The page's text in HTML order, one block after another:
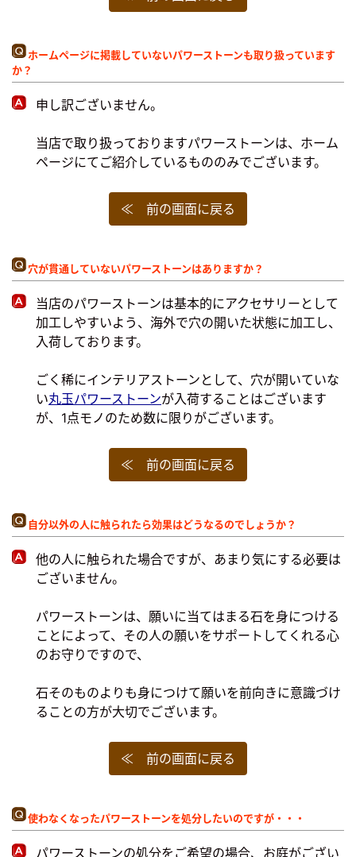
ホームページに掲載していないパワーストーンも取り扱っています
か？
申し訳ございません。
当店で取り扱っておりますパワーストーンは、ホーム
ページにてご紹介しているもののみでございます。
≪ 前の画面に戻る
穴が貫通していないパワーストーンはありますか？
当店のパワーストーンは基本的にアクセサリーとして
加工しやすいよう、海外で穴の開いた状態に加工し、
入荷しております。
ごく稀にインテリアストーンとして、穴が開いていな
い丸玉パワーストーンが入荷することはございます
が、1点モノのため数に限りがございます。
≪ 前の画面に戻る
自分以外の人に触られたら効果はどうなるのでしょうか？
他の人に触られた場合ですが、あまり気にする必要は
ございません。
パワーストーンは、願いに当てはまる石を身につける
ことによって、その人の願いをサポートしてくれる心
のお守りですので、
石そのものよりも身につけて願いを前向きに意識づけ
ることの方が大切でございます。
≪ 前の画面に戻る
使わなくなったパワーストーンを処分したいのですが・・・
パワーストーンの処分をご希望の場合、お庭がござい